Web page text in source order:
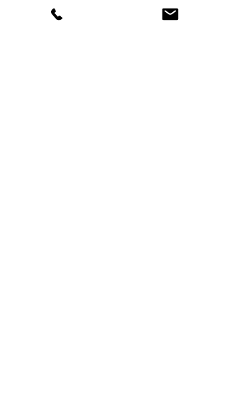
Rechte betroffener